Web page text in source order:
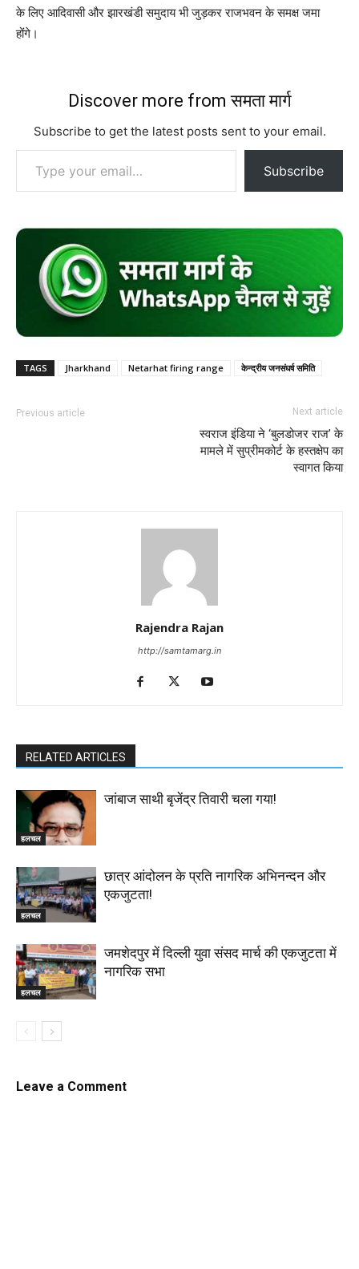
के लिए आदिवासी और झारखंडी समुदाय भी जुड़कर राजभवन के समक्ष जमा
होंगे।
Discover more from समता मार्ग
Subscribe to get the latest posts sent to your email.
Type your email…
Subscribe
TAGS Jharkhand Netarhat firing range केन्द्रीय जनसंघर्ष समिति
Previous article Next article
स्वराज इंडिया ने ‘बुलडोजर राज’ के
मामले में सुप्रीमकोर्ट के हस्तक्षेप का
स्वागत किया
Rajendra Rajan
http://samtamarg.in
RELATED ARTICLES
हलचल
जांबाज साथी बृजेंद्र तिवारी चला गया!
हलचल
छात्र आंदोलन के प्रति नागरिक अभिनन्दन और
एकजुटता!
हलचल
जमशेदपुर में दिल्ली युवा संसद मार्च की एकजुटता में
नागरिक सभा
Leave a Comment